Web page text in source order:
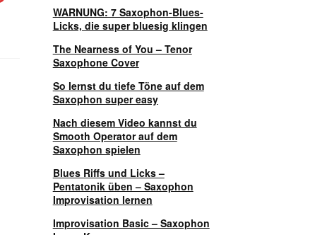
WARNUNG: 7 Saxophon-Blues-
Licks, die super bluesig klingen
The Nearness of You – Tenor
Saxophone Cover
So lernst du tiefe Töne auf dem
Saxophon super easy
Nach diesem Video kannst du
Smooth Operator auf dem
Saxophon spielen
Blues Riffs und Licks –
Pentatonik üben – Saxophon
Improvisation lernen
Improvisation Basic – Saxophon